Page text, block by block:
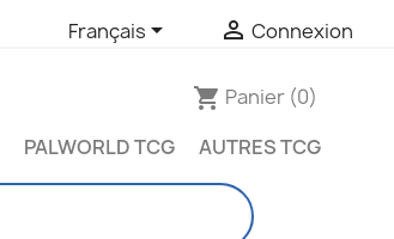
Français  Connexion
shopping_cart Panier (0)
PALWORLD TCG AUTRES TCG